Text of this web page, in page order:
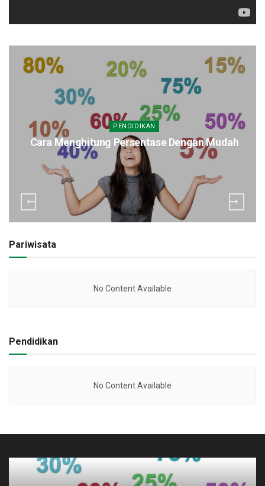
PENDIDIKAN
Cara Menghitung Persentase Dengan Mudah
Pariwisata
No Content Available
Pendidikan
No Content Available